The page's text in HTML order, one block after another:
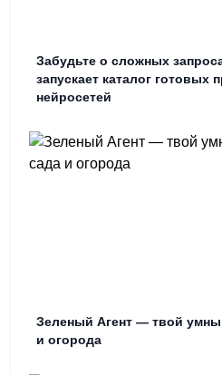
Забудьте о сложных
запускает каталог готовых
нейросетей
Зеленый Агент — твой
и огорода